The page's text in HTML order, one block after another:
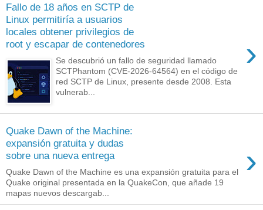
Fallo de 18 años en SCTP de
Linux permitiría a usuarios
locales obtener privilegios de
root y escapar de contenedores
›
Se descubrió un fallo de seguridad llamado
SCTPhantom (CVE-2026-64564) en el código de
red SCTP de Linux, presente desde 2008. Esta
vulnerab...
Quake Dawn of the Machine:
expansión gratuita y dudas
sobre una nueva entrega
›
Quake Dawn of the Machine es una expansión gratuita para el
Quake original presentada en la QuakeCon, que añade 19
mapas nuevos descargab...